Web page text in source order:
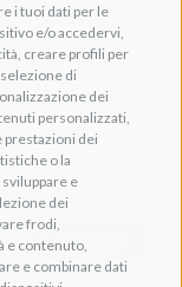
i tuoi dati per le
e/o accedervi,
creare profili per
di
dei
personalizzati,
prestazioni dei
o la
e
dei
frodi,
e contenuto,
e combinare dati
Staffa
Varifocal
+ INFO